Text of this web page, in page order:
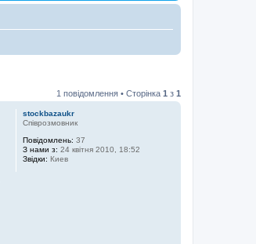
1 повідомлення • Сторінка 1 з 1
stockbazaukr
Співрозмовник
Повідомлень: 37
З нами з: 24 квітня 2010, 18:52
Звідки: Киев